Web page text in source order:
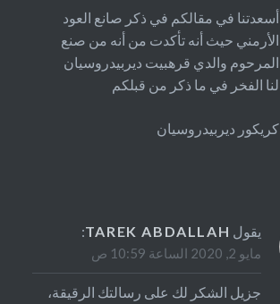
أسعدتنا في مقالكم في ذكر صانع العود
الأرمني حيث أنه تأكدت من أنه من صنع
المرحوم والدي قرهبيت ديربيدروسيان
لنا الفخر في ما ذكر من قبلكم
كريكور ديربيدروسيان
يقول TAREK ABDALLAH
:
مايو 2, 2020 الساعة 10:59 ص
جزيل الشكر لك على رسالتك الرقيقة،